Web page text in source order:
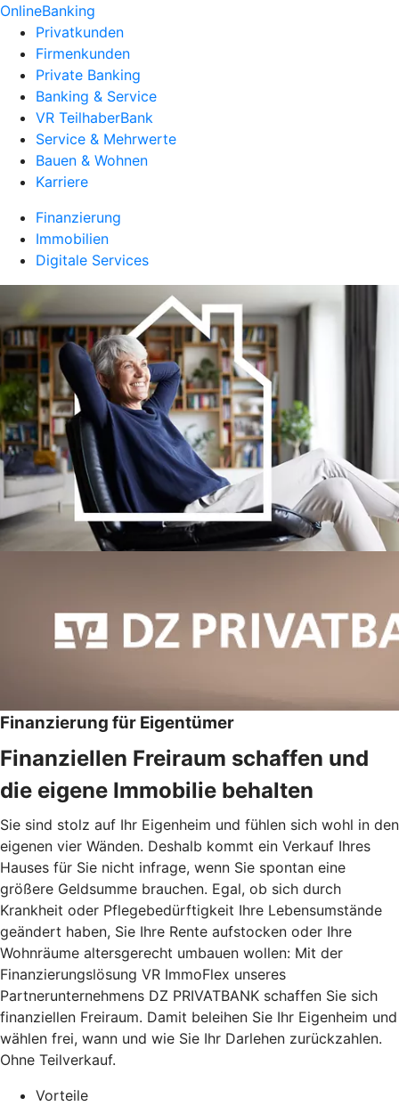
OnlineBanking
Privatkunden
Firmenkunden
Private Banking
Banking & Service
VR TeilhaberBank
Service & Mehrwerte
Bauen & Wohnen
Karriere
Finanzierung
Immobilien
Digitale Services
Finanzierung für Eigentümer
Finanziellen Freiraum schaffen und
die eigene Immobilie behalten
Sie sind stolz auf Ihr Eigenheim und fühlen sich wohl in den
eigenen vier Wänden. Deshalb kommt ein Verkauf Ihres
Hauses für Sie nicht infrage, wenn Sie spontan eine
größere Geldsumme brauchen. Egal, ob sich durch
Krankheit oder Pflegebedürftigkeit Ihre Lebensumstände
geändert haben, Sie Ihre Rente aufstocken oder Ihre
Wohnräume altersgerecht umbauen wollen: Mit der
Finanzierungslösung VR ImmoFlex unseres
Partnerunternehmens DZ PRIVATBANK schaffen Sie sich
finanziellen Freiraum. Damit beleihen Sie Ihr Eigenheim und
wählen frei, wann und wie Sie Ihr Darlehen zurückzahlen.
Ohne Teilverkauf.
Vorteile